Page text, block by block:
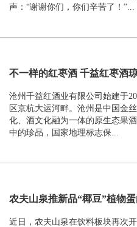
声：“谢谢你们，你们辛苦了！”...
不一样的红枣酒 千益红枣酒
沧州千益红酒业有限公司始建于
区京杭大运河畔。沧州是中国金
化、酒文化融为一体的原生态果
中的珍品，国家地理标志保...
农夫山泉推新品“椰豆”植物
近日，农夫山泉在饮料板块再次